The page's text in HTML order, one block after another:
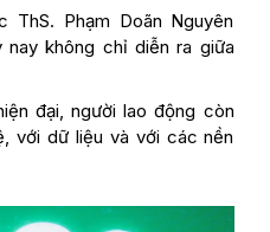
Phạm Doãn Nguyên
nay không chỉ diễn ra giữa
đại, người lao động còn
với dữ liệu và với các nền